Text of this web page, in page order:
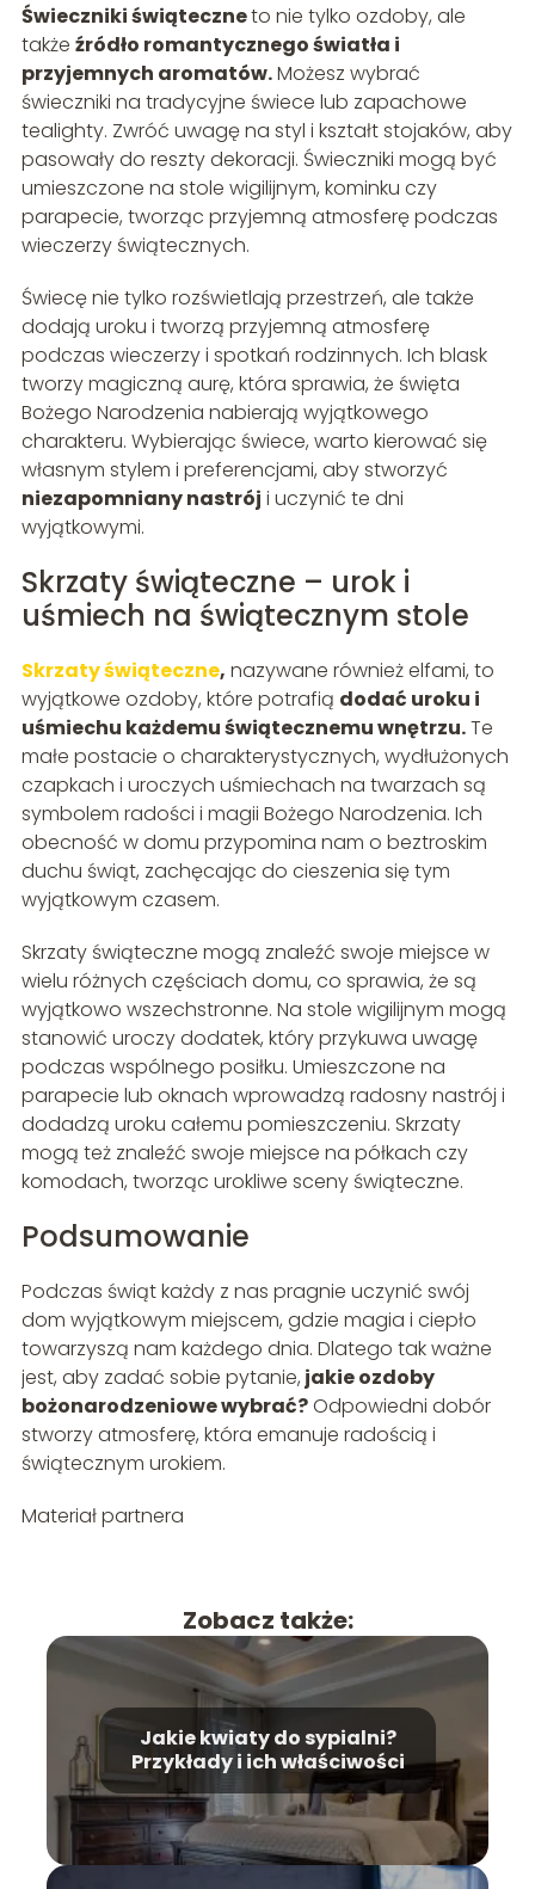
Świeczniki świąteczneto nie tylko ozdoby, ale
także źródło romantycznego światła i
przyjemnych aromatów.Możesz wybrać
świeczniki na tradycyjne świece lub zapachowe
tealighty. Zwróć uwagę na styl i kształt stojaków, aby
pasowały do reszty dekoracji. Świeczniki mogą być
umieszczone na stole wigilijnym, kominku czy
parapecie, tworząc przyjemną atmosferę podczas
wieczerzy świątecznych.
Świecę nie tylko rozświetlają przestrzeń, ale także
dodają uroku i tworzą przyjemną atmosferę
podczas wieczerzy i spotkań rodzinnych. Ich blask
tworzy magiczną aurę, która sprawia, że święta
Bożego Narodzenia nabierają wyjątkowego
charakteru. Wybierając świece, warto kierować się
własnym stylem i preferencjami, aby stworzyć
niezapomniany nastrój i uczynić te dni
wyjątkowymi.
Skrzaty świąteczne – urok i
uśmiech na świątecznym stole
Skrzaty świąteczne, nazywane również elfami, to
wyjątkowe ozdoby, które potrafią dodać uroku i
uśmiechu każdemu świątecznemu wnętrzu.Te
małe postacie o charakterystycznych, wydłużonych
czapkach i uroczych uśmiechach na twarzach są
symbolem radości i magii Bożego Narodzenia. Ich
obecność w domu przypomina nam o beztroskim
duchu świąt, zachęcając do cieszenia się tym
wyjątkowym czasem.
Skrzaty świąteczne mogą znaleźć swoje miejsce w
wielu różnych częściach domu, co sprawia, że są
wyjątkowo wszechstronne. Na stole wigilijnym mogą
stanowić uroczy dodatek, który przykuwa uwagę
podczas wspólnego posiłku. Umieszczone na
parapecie lub oknach wprowadzą radosny nastrój i
dodadzą uroku całemu pomieszczeniu. Skrzaty
mogą też znaleźć swoje miejsce na półkach czy
komodach, tworząc urokliwe sceny świąteczne.
Podsumowanie
Podczas świąt każdy z nas pragnie uczynić swój
dom wyjątkowym miejscem, gdzie magia i ciepło
towarzyszą nam każdego dnia. Dlatego tak ważne
jest, aby zadać sobie pytanie, jakie ozdoby
bożonarodzeniowe wybrać?Odpowiedni dobór
stworzy atmosferę, która emanuje radością i
świątecznym urokiem.
Materiał partnera
Zobacz także:
Jakie kwiaty do sypialni?
Przykłady i ich właściwości